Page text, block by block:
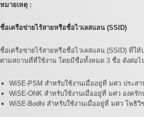
หมายเหตุ :
ชื่อเครือข่ายไร้สายหรือชื่อไวเลสแลน (SSID)
ชื่อเครือข่ายไร้สายหรือชื่อไวเลสแลน (SSID) ที่ใ
ตามสถานที่ที่ใช้งาน โดยมีชื่อทั้งหมด 3 ชื่อ ดังต่อไ
WiSE-PSM สำหรับใช้งานเมื่ออยู่ที่ มศว ประส
WiSE-ONK สำหรับใช้งานเมื่ออยู่ที่ มศว องครัก
WiSE-Bodhi สำหรับใช้งานเมื่ออยู่ที่ มศว โพธิ